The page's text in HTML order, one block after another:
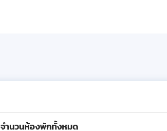
จำนวนห้องพักทั้งหมด